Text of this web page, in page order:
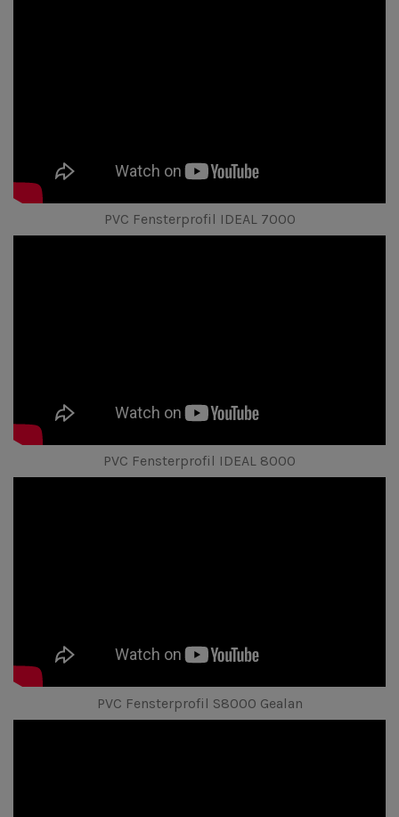
PVC Fensterprofil IDEAL 7000
PVC Fensterprofil IDEAL 8000
PVC Fensterprofil S8000 Gealan